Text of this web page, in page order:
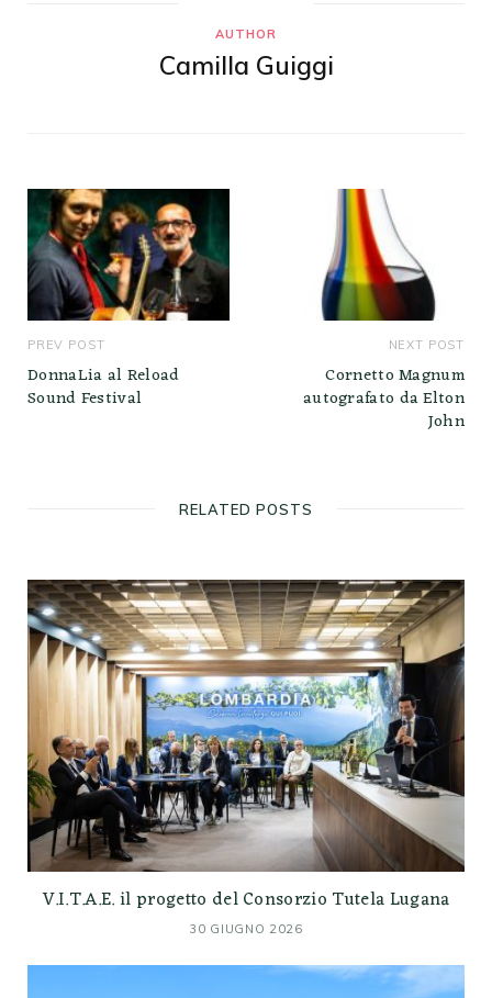
AUTHOR
Camilla Guiggi
PREV POST
DonnaLia al Reload
Sound Festival
NEXT POST
Cornetto Magnum
autografato da Elton
John
RELATED POSTS
V.I.T.A.E. il progetto del Consorzio Tutela Lugana
30 GIUGNO 2026